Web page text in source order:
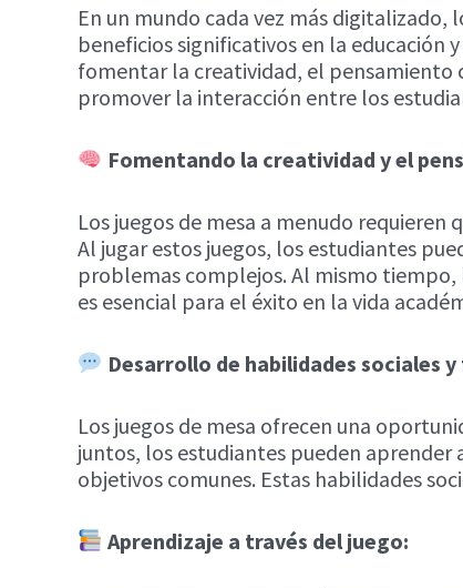
En un mundo cada vez más digitalizado,
beneficios significativos en la educación
fomentar la creatividad, el pensamiento
promover la interacción entre los
Fomentando la creatividad y el
Los juegos de mesa a menudo
Al jugar estos juegos, los estudiantes
problemas complejos. Al mismo tiempo,
es esencial para el éxito en la vida
Desarrollo de habilidades sociales
Los juegos de mesa ofrecen una
juntos, los estudiantes pueden
objetivos comunes. Estas habilidades
Aprendizaje a través del juego: